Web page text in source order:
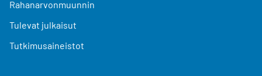
Rahanarvonmuunnin
Tulevat julkaisut
Tutkimusaineistot